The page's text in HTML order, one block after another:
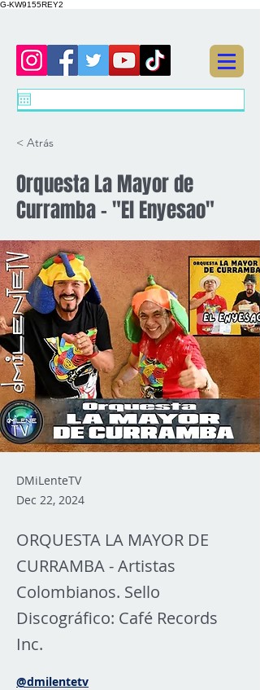
G-KW9155REY2
< Atrás
Orquesta La Mayor de
Curramba - "El Enyesao"
DMiLenteTV
Dec 22, 2024
ORQUESTA LA MAYOR DE
CURRAMBA - Artistas
Colombianos. Sello
Discográfico: Café Records
Inc.
@dmilentetv